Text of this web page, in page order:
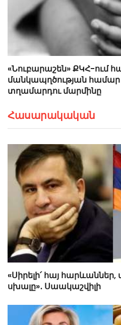
«Նուբարաշեն» ՔԿՀ-ում
մանկապղծության
տղամարդու մարմինը
Հասարակական
«Սիրելի՛ հայ
սխալը»․ Սաակաշվիլի